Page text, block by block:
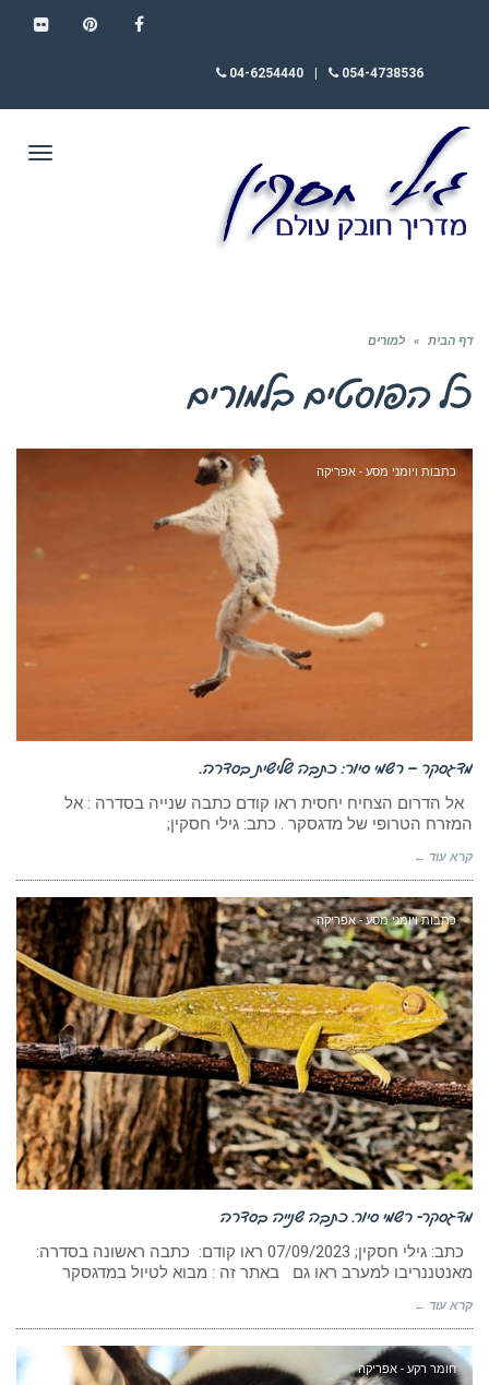
054-4738536
04-6254440
דף הבית » למורים
כל הפוסטים בלמורים
כתבות ויומני מסע - אפריקה
מדגסקר – רשמי סיור: כתבה שלישית בסדרה.
אל הדרום הצחיח יחסית ראו קודם כתבה שנייה בסדרה : אל
המזרח הטרופי של מדגסקר . כתב: גילי חסקין;
קרא עוד ←
כתבות ויומני מסע - אפריקה
מדגסקר- רשמי סיור. כתבה שנייה בסדרה
כתב: גילי חסקין; ‏07/09/2023 ראו קודם: כתבה ראשונה בסדרה:
מאנטננריבו למערב ראו גם באתר זה : מבוא לטיול במדגסקר
קרא עוד ←
חומר רקע - אפריקה